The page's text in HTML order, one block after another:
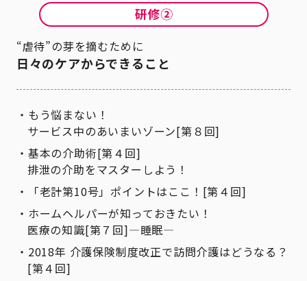
“虐待”の芽を摘むために
日々のケアからできること
もう悩まない！
サービス中のあいまいゾーン[第８回]
基本の介助術[第４回]
排泄の介助をマスターしよう！
「老計第10号」ポイントはここ！[第４回]
ホームヘルパーが知っておきたい！
医療の知識[第７回]―睡眠―
2018年 介護保険制度改正で訪問介護はどうなる？
[第４回]